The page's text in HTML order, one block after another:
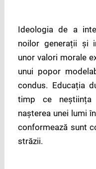
Ideologia de a
noilor generații și
unor valori morale
unui popor
condus. Educația
timp ce
nașterea unei lumi
conformează sunt
străzii.